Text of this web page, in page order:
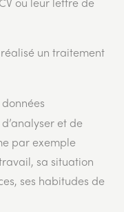
ou leur lettre de
un traitement
et de
par exemple
sa situation
ses habitudes de